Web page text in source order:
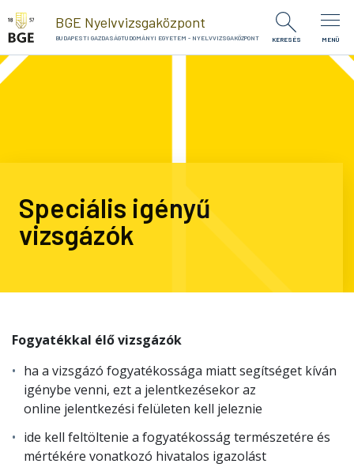
Ugrás a tartalomra
BGE Nyelvvizsgaközpont
BUDAPESTI GAZDASÁGTUDOMÁNYI EGYETEM - NYELVVIZSGAKÖZPONT KERESÉS MENÜ
Speciális igényű
vizsgázók
Fogyatékkal élő vizsgázók
ha a vizsgázó fogyatékossága miatt segítséget kíván
igénybe venni, ezt a jelentkezésekor az
online jelentkezési felületen kell jeleznie
ide kell feltöltenie a fogyatékosság természetére és
mértékére vonatkozó hivatalos igazolást